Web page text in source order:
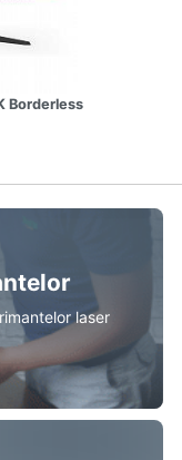
Borderless
laser